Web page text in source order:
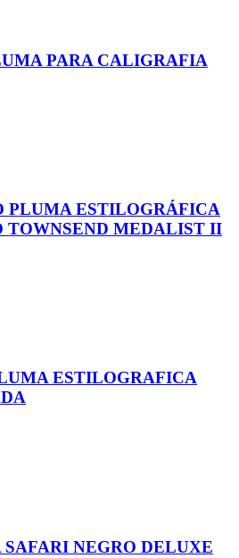
PARA CALIGRAFIA
PLUMA ESTILOGRÁFICA
TOWNSEND MEDALIST II
ESTILOGRAFICA
NEGRO DELUXE